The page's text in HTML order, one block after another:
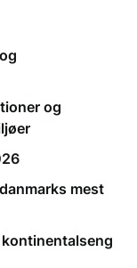
og
mest